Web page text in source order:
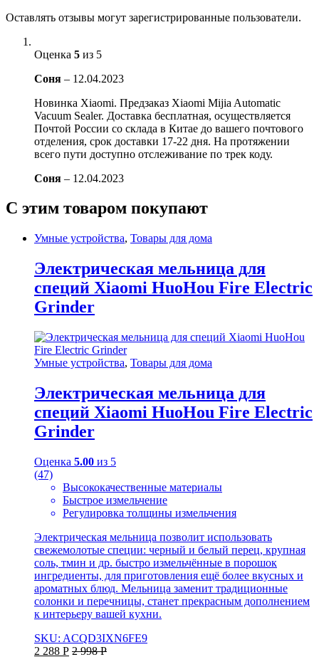
Оставлять отзывы могут зарегистрированные пользователи.
Оценка 5 из 5
Соня – 12.04.2023
Новинка Xiaomi. Предзаказ Xiaomi Mijia Automatic
Vacuum Sealer. Доставка бесплатная, осуществляется
Почтой России со склада в Китае до вашего почтового
отделения, срок доставки 17-22 дня. На протяжении
всего пути доступно отслеживание по трек коду.
Соня – 12.04.2023
С этим товаром покупают
Умные устройства, Товары для дома
Электрическая мельница для
специй Xiaomi HuoHou Fire Electric
Grinder
Умные устройства, Товары для дома
Электрическая мельница для
специй Xiaomi HuoHou Fire Electric
Grinder
Оценка 5.00 из 5
(47)
Высококачественные материалы
Быстрое измельчение
Регулировка толщины измельчения
Электрическая мельница позволит использовать
свежемолотые специи: черный и белый перец, крупная
соль, тмин и др. быстро измельчённые в порошок
ингредиенты, для приготовления ещё более вкусных и
ароматных блюд. Мельница заменит традиционные
солонки и перечницы, станет прекрасным дополнением
к интерьеру вашей кухни.
SKU: ACQD3IXN6FE9
2 288 Р 2 998Р